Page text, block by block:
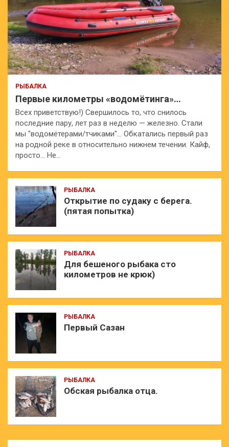
РЫБАЛКА
Первые километры «водомётинга»…
Всех приветствую!) Свершилось то, что снилось
последние пару, лет раз в неделю — железно. Стали
мы "водомётерами/тчиками"… Обкатались первый раз
на родной реке в относительно нижнем течении. Кайф,
просто… Не…
РЫБАЛКА
Открытие по судаку с берега.
(пятая попытка)
РЫБАЛКА
Для бешеного рыбака сто
километров не крюк)
РЫБАЛКА
Первый Сазан
РЫБАЛКА
Обская рыбалка отца.